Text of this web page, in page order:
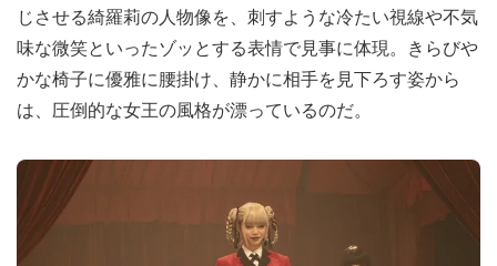
じさせる綺羅莉の人物像を、刺すような冷たい視線や不気
味な微笑といったゾッとする表情で見事に体現。きらびや
かな椅子に優雅に腰掛け、静かに相手を見下ろす姿から
は、圧倒的な女王の風格が漂っているのだ。